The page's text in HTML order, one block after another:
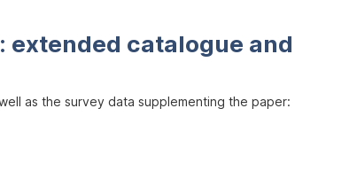
extended catalogue and
as the survey data supplementing the paper: